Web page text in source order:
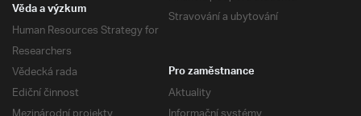
Stravování a ubytování
Věda a výzkum
Human Resources Strategy for
Researchers
Vědecká rada
Ediční činnost
Pro zaměstnance
Aktuality